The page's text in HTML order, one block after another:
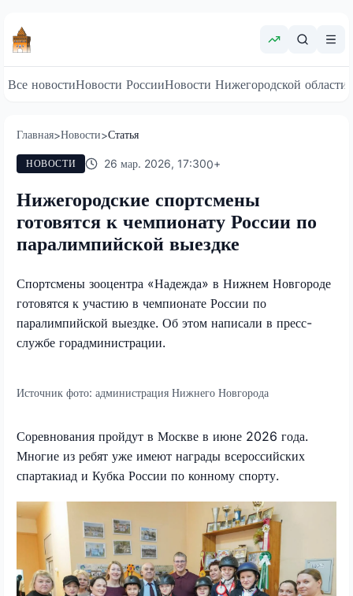
Все новостиНовости РоссииНовости Нижегородской области
Главная>Новости>Статья
НОВОСТИ 26 мар. 2026, 17:300+
Нижегородские спортсмены
готовятся к чемпионату России по
паралимпийской выездке
Спортсмены зооцентра «Надежда» в Нижнем Новгороде
готовятся к участию в чемпионате России по
паралимпийской выездке. Об этом написали в пресс-
службе горадминистрации.
Источник фото: администрация Нижнего Новгорода
Соревнования пройдут в Москве в июне 2026 года.
Многие из ребят уже имеют награды всероссийских
спартакиад и Кубка России по конному спорту.